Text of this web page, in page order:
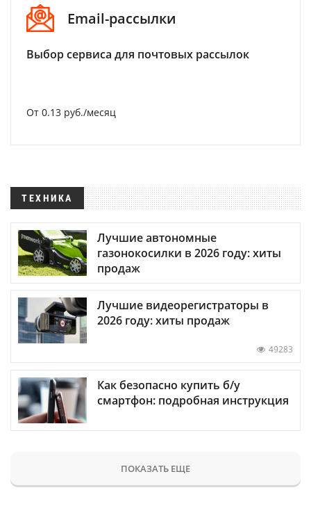
Email-рассылки
Выбор сервиса для почтовых рассылок
От 0.13 руб./месяц
ТЕХНИКА
Лучшие автономные
газонокосилки в 2026 году: хиты
продаж
Лучшие видеорегистраторы в
2026 году: хиты продаж
49283
Как безопасно купить б/у
смартфон: подробная инструкция
ПОКАЗАТЬ ЕЩЕ